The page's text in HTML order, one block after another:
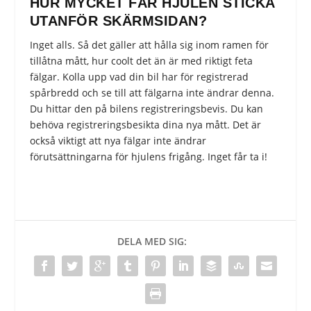
UTANFÖR SKÄRMSIDAN?
Inget alls. Så det gäller att hålla sig inom ramen för
tillåtna mått, hur coolt det än är med riktigt feta
fälgar. Kolla upp vad din bil har för registrerad
spårbredd och se till att fälgarna inte ändrar denna.
Du hittar den på bilens registreringsbevis. Du kan
behöva registreringsbesikta dina nya mått. Det är
också viktigt att nya fälgar inte ändrar
förutsättningarna för hjulens frigång. Inget får ta i!
DELA MED SIG: